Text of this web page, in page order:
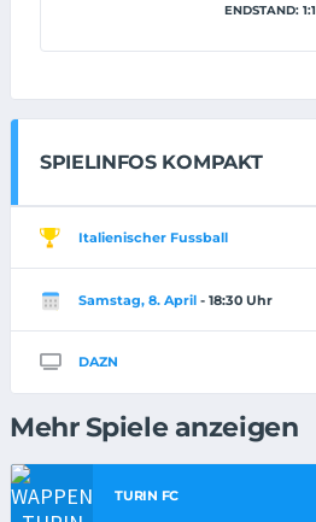
ENDSTAND: 1:1
SPIELINFOS KOMPAKT
Italienischer Fussball
Samstag, 8. April - 18:30 Uhr
DAZN
Mehr Spiele anzeigen
TURIN FC